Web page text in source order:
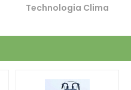
Technologia Clima